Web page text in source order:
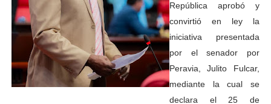
República aprobó y
convirtió en ley la
iniciativa presentada
por el senador por
Peravia, Julito Fulcar,
mediante la cual se
declara el 25 de